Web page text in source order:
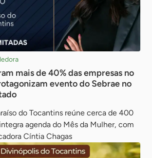
mais de 40% das empresas no
evento do Sebrae no
do Tocantins reúne cerca de 400
agenda do Mês da Mulher, com
Cíntia Chagas